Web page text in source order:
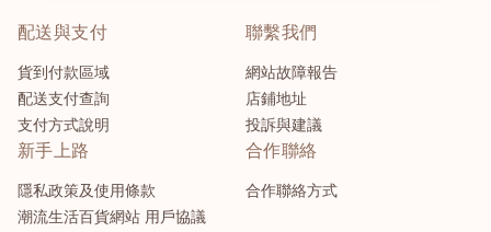
配送與支付
貨到付款區域
配送支付查詢
支付方式說明
聯繫我們
網站故障報告
店鋪地址
投訴與建議
新手上路
隱私政策及使用條款
潮流生活百貨網站 用戶協議
合作聯絡
合作聯絡方式